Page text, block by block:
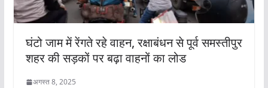
घंटो जाम में रेंगते रहे वाहन, रक्षाबंधन से पूर्व समस्तीपुर
शहर की सड़कों पर बढ़ा वाहनों का लोड
अगस्त 8, 2025